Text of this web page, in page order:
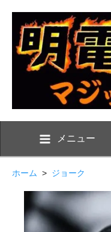
メニュー
ホーム > ジョーク